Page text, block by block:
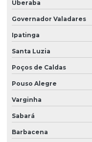
Uberaba
Governador Valadares
Ipatinga
Santa Luzia
Poços de Caldas
Pouso Alegre
Varginha
Sabará
Barbacena